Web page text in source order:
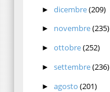
► dicembre(209)
► novembre(235)
► ottobre(252)
► settembre(236)
► agosto (201)